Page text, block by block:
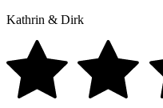
Kathrin & Dirk